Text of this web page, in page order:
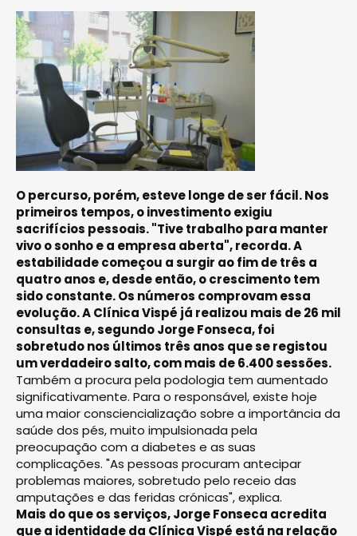
O percurso, porém, esteve longe de ser fácil. Nos
primeiros tempos, o investimento exigiu
sacrifícios pessoais. "Tive trabalho para manter
vivo o sonho e a empresa aberta", recorda. A
estabilidade começou a surgir ao fim de três a
quatro anos e, desde então, o crescimento tem
sido constante. Os números comprovam essa
evolução. A Clínica Vispé já realizou mais de 26 mil
consultas e, segundo Jorge Fonseca, foi
sobretudo nos últimos três anos que se registou
um verdadeiro salto, com mais de 6.400 sessões.
Também a procura pela podologia tem aumentado
significativamente. Para o responsável, existe hoje
uma maior consciencialização sobre a importância da
saúde dos pés, muito impulsionada pela
preocupação com a diabetes e as suas
complicações. "As pessoas procuram antecipar
problemas maiores, sobretudo pelo receio das
amputações e das feridas crónicas", explica.
Mais do que os serviços, Jorge Fonseca acredita
que a identidade da Clínica Vispé está na relação